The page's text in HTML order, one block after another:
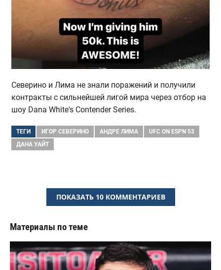
Северино и Лима не знали поражений и получили
контракты с сильнейшей лигой мира через отбор на
шоу Dana White's Contender Series.
ТЕГИ ИГОР СЕВЕРИНО АНДРЕ ЛИМА
UFC ON ESPN 53
ДАНА УАЙТ
ПОКАЗАТЬ 10 КОММЕНТАРИЕВ
Материалы по теме